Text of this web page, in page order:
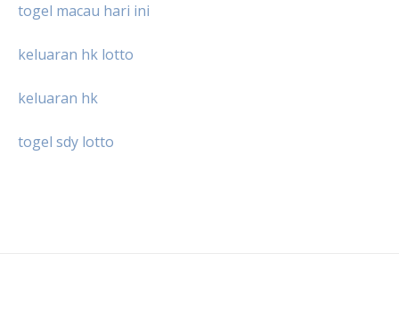
togel macau hari ini
keluaran hk lotto
keluaran hk
togel sdy lotto